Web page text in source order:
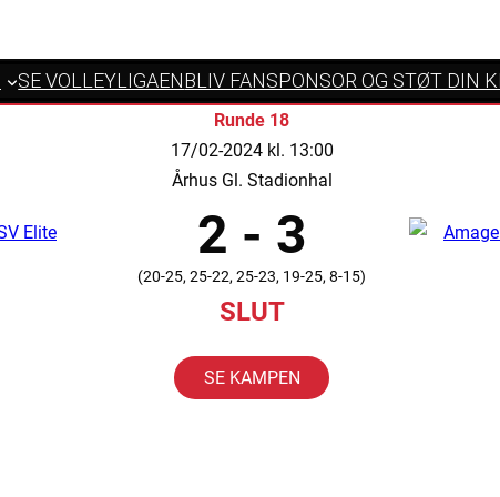
SE VOLLEYLIGAENBLIV FANSPONSOR OG STØT DIN
Runde 18
17/02-2024 kl. 13:00
Århus Gl. Stadionhal
2 - 3
(20-25, 25-22, 25-23, 19-25, 8-15)
SLUT
SE KAMPEN